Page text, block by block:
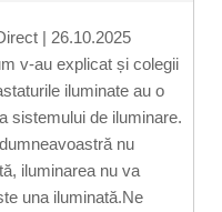
| 26.10.2025
v-au explicat și colegii
iluminate au o
sistemului de iluminare.
nu
iluminarea nu va
una iluminată.Ne